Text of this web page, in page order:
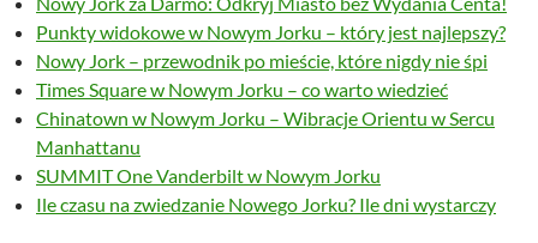
Punkty widokowe w Nowym Jorku – który jest najlepszy?
Nowy Jork – przewodnik po mieście, które nigdy nie śpi
Times Square w Nowym Jorku – co warto wiedzieć
Chinatown w Nowym Jorku – Wibracje Orientu w Sercu
Manhattanu
SUMMIT One Vanderbilt w Nowym Jorku
Ile czasu na zwiedzanie Nowego Jorku? Ile dni wystarczy